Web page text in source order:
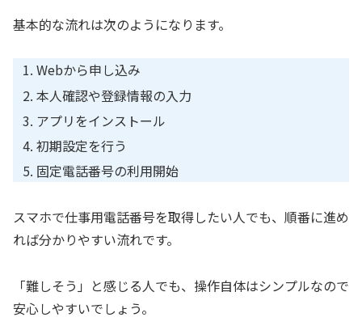
基本的な流れは次のようになります。
Webから申し込み
本人確認や登録情報の入力
アプリをインストール
初期設定を行う
固定電話番号の利用開始
スマホで仕事用電話番号を取得したい人でも、順番に進め
れば分かりやすい流れです。
「難しそう」と感じる人でも、操作自体はシンプルなので
安心しやすいでしょう。